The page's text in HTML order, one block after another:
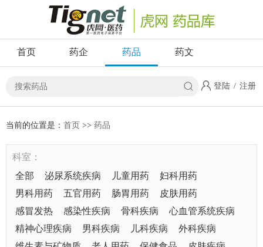
首页 药企 药品 药文
登陆 / 注册
当前的位置是： 首页 >> 药品
科室：
全部
泌尿系统疾病 儿童用药
妇科用药
男科用药
五官用药 肠胃用药
皮肤用药
感冒发热
感染性疾病 骨科疾病
心血管系统疾病
精神心理疾病
男科疾病 儿科疾病
外科疾病